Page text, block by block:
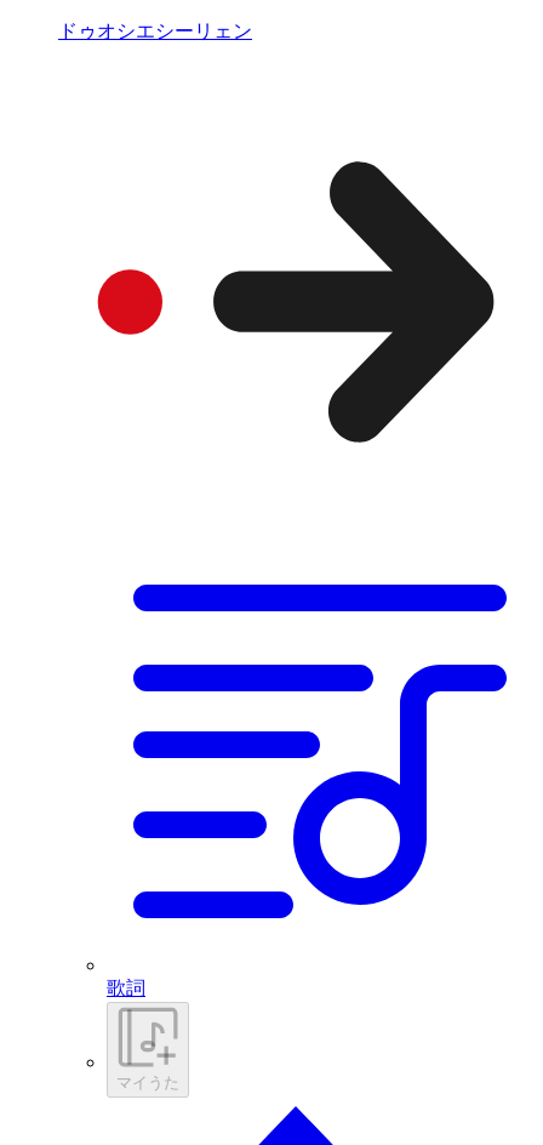
ドゥオシエシーリェン
歌詞
マイうた